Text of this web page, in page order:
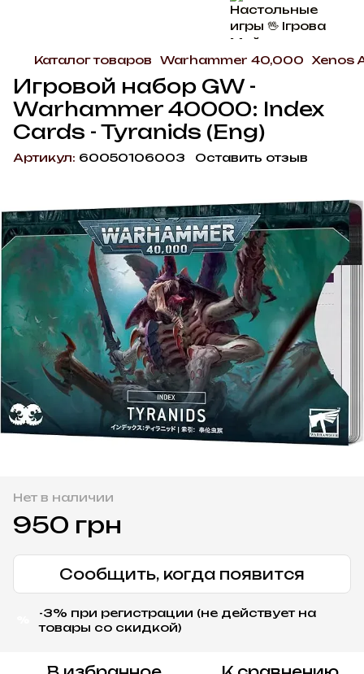
Каталог товаров Warhammer 40,000 Xenos
Игровой набор GW -
Warhammer 40000: Index
Cards - Tyranids (Eng)
Артикул: 60050106003 Оставить отзыв
Нет в наличии
950 грн
Сообщить, когда появится
-3% при регистрации (не действует на
товары со скидкой)